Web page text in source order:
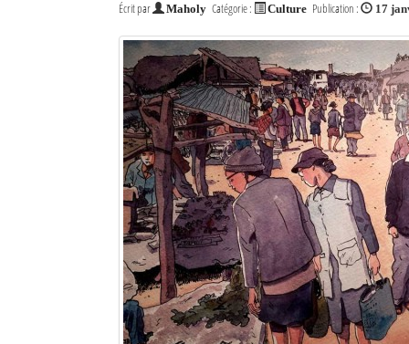
Écrit par Maholy Catégorie : Culture Publication : 17